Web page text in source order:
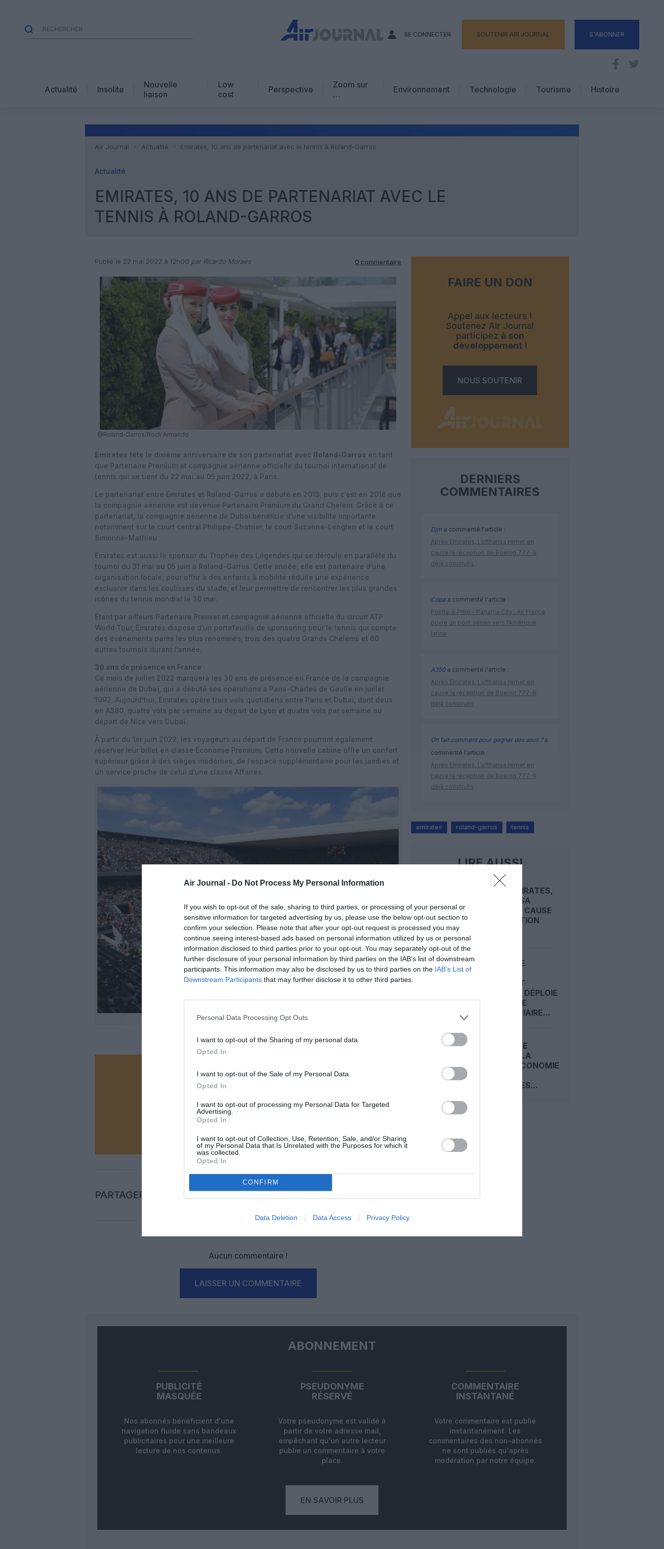
Air Journal - Do Not Process My Personal Information
If you wish to opt-out of the sale, sharing to third parties, or processing of your personal or
sensitive information for targeted advertising by us, please use the below opt-out section to
confirm your selection. Please note that after your opt-out request is processed you may
continue seeing interest-based ads based on personal information utilized by us or personal
information disclosed to third parties prior to your opt-out. You may separately opt-out of the
further disclosure of your personal information by third parties on the IAB’s list of downstream
participants. This information may also be disclosed by us to third parties on the IAB’s List of
Downstream Participants that may further disclose it to other third parties.
Personal Data Processing Opt Outs
I want to opt-out of the Sharing of my personal data.
Opted In
I want to opt-out of the Sale of my Personal Data.
Opted In
I want to opt-out of processing my Personal Data for Targeted
Advertising.
Opted In
I want to opt-out of Collection, Use, Retention, Sale, and/or Sharing
of my Personal Data that Is Unrelated with the Purposes for which it
was collected.
Opted In
CONFIRM
Data Deletion Data Access Privacy Policy
SE CONNECTER SOUTENIR AIR JOURNAL S'ABONNER
Actualité Insolite
Nouvelle
liaison
Low
cost
Perspective
Zoom sur
…
Avis d’expert
Environnement Technologie
Tourisme
Hôtellerie
Histoire
Air Journal Actualité Emirates, 10 ans de partenariat avec le tennis à Roland-Garros
Actualité
EMIRATES, 10 ANS DE PARTENARIAT AVEC LE
TENNIS À ROLAND-GARROS
Publié le 22 mai 2022 à 12h00 par Ricardo Moraes 0 commentaire
@Roland-Garros/Roch Armando
Emirates fête le dixième anniversaire de son partenariat avec Roland-Garros en tant
que Partenaire Premium et compagnie aérienne oﬃcielle du tournoi international de
tennis qui se tient du 22 mai au 05 juin 2022, à Paris.
Le partenariat entre Emirates et Roland-Garros a débuté en 2013, puis c’est en 2018 que
la compagnie aérienne est devenue Partenaire Premium du Grand Chelem. Grâce à ce
partenariat, la compagnie aérienne de Dubaï bénéﬁcie d’une visibilité importante
notamment sur le court central Philippe-Chatrier, le court Suzanne-Lenglen et le court
Simonne-Mathieu.
Emirates est aussi le sponsor du Trophée des Légendes qui se déroule en parallèle du
tournoi du 31 mai au 05 juin à Roland-Garros. Cette année, elle est partenaire d’une
organisation locale, pour oﬀrir à des enfants à mobilité réduite une expérience
exclusive dans les coulisses du stade, et leur permettre de rencontrer les plus grandes
icônes du tennis mondial le 30 mai.
Étant par ailleurs Partenaire Premier et compagnie aérienne oﬃcielle du circuit ATP
World Tour, Emirates dispose d’un portefeuille de sponsoring pour le tennis qui compte
des événements parmi les plus renommés, trois des quatre Grands Chelems et 60
autres tournois durant l’année.
30 ans de présence en France
Ce mois de juillet 2022 marquera les 30 ans de présence en France de la compagnie
aérienne de Dubaï, qui a débuté ses opérations à Paris-Charles de Gaulle en juillet
1992. Aujourd’hui, Emirates opère trois vols quotidiens entre Paris et Dubaï, dont deux
en A380, quatre vols par semaine au départ de Lyon et quatre vols par semaine au
départ de Nice vers Dubaï.
À partir du 1er juin 2022, les voyageurs au départ de France pourront également
réserver leur billet en classe Économie Premium. Cette nouvelle cabine oﬀre un confort
supérieur grâce à des sièges modernes, de l’espace supplémentaire pour les jambes et
un service proche de celui d’une classe Affaires.
@Roland-Garros
Vous avez apprécié l’article ?
Soutenez-nous, faites un don !
NOUS SOUTENIR
PARTAGER L'ARTICLE
Facebook
Twitter PinterestLinkedInEmail Print
Aucun commentaire !
LAISSER UN COMMENTAIRE
FAIRE UN DON
Appel aux lecteurs !
Soutenez Air Journal
participez à son
développement !
NOUS SOUTENIR
DERNIERS
COMMENTAIRES
Djm a commenté l'article :
Après Emirates, Lufthansa remet en
cause la réception de Boeing 777-9
déjà construits
Copa a commenté l'article :
Pointe‑à‑Pitre – Panama City : Air France
ouvre un pont aérien vers l’Amérique
latine
A350 a commenté l'article :
Après Emirates, Lufthansa remet en
cause la réception de Boeing 777-9
déjà construits
On fait comment pour gagner des sous ?a
commenté l'article :
Après Emirates, Lufthansa remet en
cause la réception de Boeing 777-9
déjà construits
emirates roland-garros tennis
LIRE AUSSI
APRÈS EMIRATES,
LUFTHANSA
REMET EN CAUSE
LA RÉCEPTION
ECONOMIE
COMMENT
EMIRATES DÉPLOIE
SA CLASSE
INTERMÉDIAIRE...
CARNET DE
VOYAGE : LA
CLASSE ECONOMIE
D’EMIRATES...
ABONNEMENT
PUBLICITÉ
MASQUÉE
Nos abonnés bénéficient d'une
navigation fluide sans bandeaux
publicitaires pour une meilleure
lecture de nos contenus.
PSEUDONYME
RÉSERVÉ
Votre pseudonyme est validé à
partir de votre adresse mail,
empêchant qu'un autre lecteur
publie un commentaire à votre
place.
COMMENTAIRE
INSTANTANÉ
Votre commentaire est publié
instantanément. Les
commentaires des non-abonnés
ne sont publiés qu'après
modération par notre équipe.
EN SAVOIR PLUS